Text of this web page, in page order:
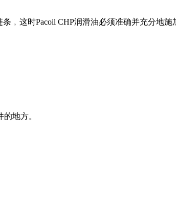
﹐这时Pacoil CHP润滑油必须准确并充分地
地方。